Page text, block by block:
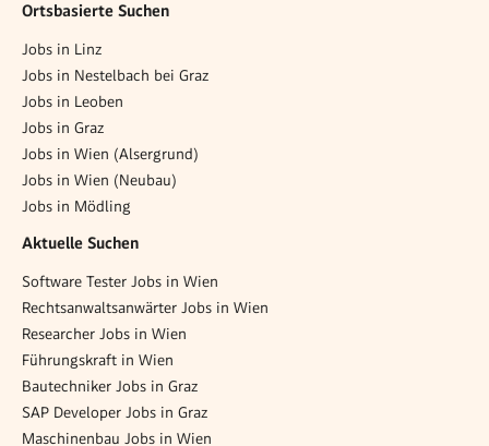
Ortsbasierte Suchen
Jobs in Linz
Jobs in Nestelbach bei Graz
Jobs in Leoben
Jobs in Graz
Jobs in Wien (Alsergrund)
Jobs in Wien (Neubau)
Jobs in Mödling
Aktuelle Suchen
Software Tester Jobs in Wien
Rechtsanwaltsanwärter Jobs in Wien
Researcher Jobs in Wien
Führungskraft in Wien
Bautechniker Jobs in Graz
SAP Developer Jobs in Graz
Maschinenbau Jobs in Wien